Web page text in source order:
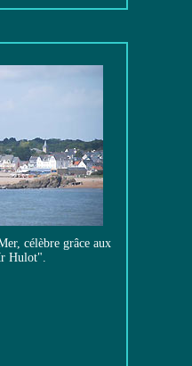
célèbre grâce aux
Hulot".